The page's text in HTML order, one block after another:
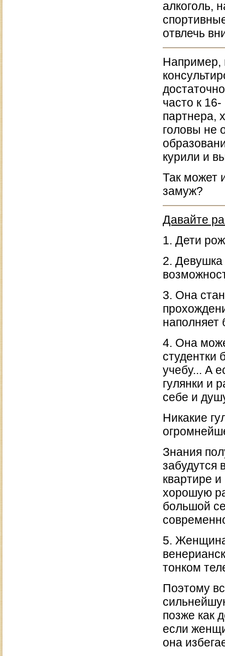
алкоголь,
отвлечь
Например,
часто к
партнера,
головы не
курили и
Так может
замуж?
Давайте
1. Дети
2. Девушка
3. Она
наполняет
4. Она
студентки
учебу... А
гулянки и
себе и
Никакие
Знания
забудутся
квартире
хорошую
большой
5.
тонком
Поэтому
позже как
если
она